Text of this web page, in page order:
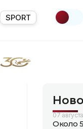
SPORT
07
Около